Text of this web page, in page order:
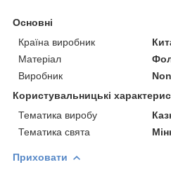
Основні
Країна виробник
Матеріал
Виробник
Користувальницькі
Тематика виробу
Тематика свята
Приховати